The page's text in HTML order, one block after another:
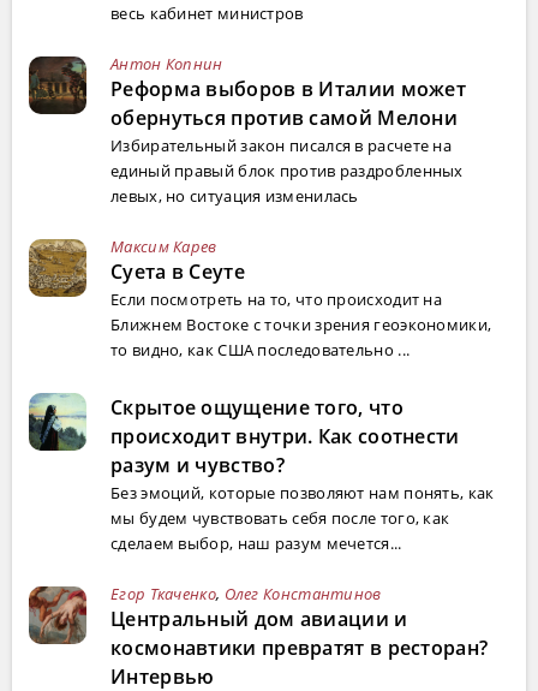
весь кабинет министров
Антон Копнин
Реформа выборов в Италии может
обернуться против самой Мелони
Избирательный закон писался в расчете на
единый правый блок против раздробленных
левых, но ситуация изменилась
Максим Карев
Суета в Сеуте
Если посмотреть на то, что происходит на
Ближнем Востоке с точки зрения геоэкономики,
то видно, как США последовательно ...
Скрытое ощущение того, что
происходит внутри. Как соотнести
разум и чувство?
Без эмоций, которые позволяют нам понять, как
мы будем чувствовать себя после того, как
сделаем выбор, наш разум мечется...
Егор Ткаченко, Олег Константинов
Центральный дом авиации и
космонавтики превратят в ресторан?
Интервью